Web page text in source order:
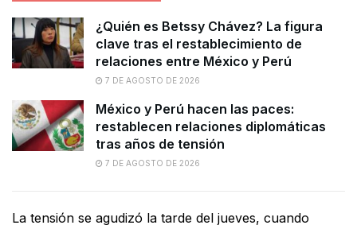
¿Quién es Betssy Chávez? La figura
clave tras el restablecimiento de
relaciones entre México y Perú
7 DE AGOSTO DE 2026
México y Perú hacen las paces:
restablecen relaciones diplomáticas
tras años de tensión
7 DE AGOSTO DE 2026
La tensión se agudizó la tarde del jueves, cuando